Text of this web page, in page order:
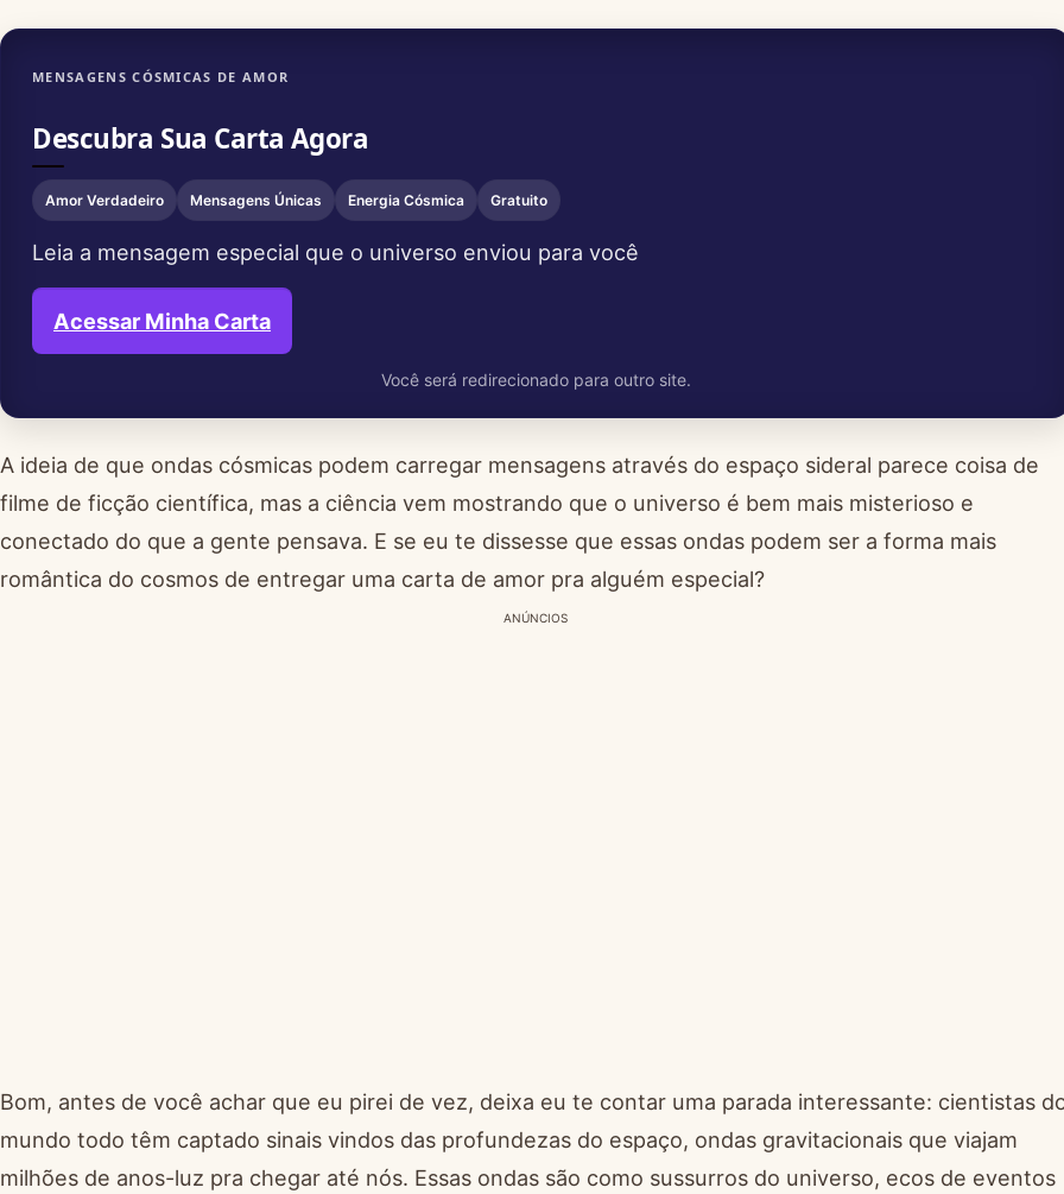
MENSAGENS CÓSMICAS DE AMOR
Descubra Sua Carta Agora
Amor Verdadeiro Mensagens Únicas Energia Cósmica Gratuito
Leia a mensagem especial que o universo enviou para você
Acessar Minha Carta
Você será redirecionado para outro site.
A ideia de que ondas cósmicas podem carregar mensagens através do espaço sideral parece coisa de
filme de ficção científica, mas a ciência vem mostrando que o universo é bem mais misterioso e
conectado do que a gente pensava. E se eu te dissesse que essas ondas podem ser a forma mais
romântica do cosmos de entregar uma carta de amor pra alguém especial?
ANÚNCIOS
Bom, antes de você achar que eu pirei de vez, deixa eu te contar uma parada interessante: cientistas
mundo todo têm captado sinais vindos das profundezas do espaço, ondas gravitacionais que viajam
milhões de anos-luz pra chegar até nós. Essas ondas são como sussurros do universo, ecos de eventos